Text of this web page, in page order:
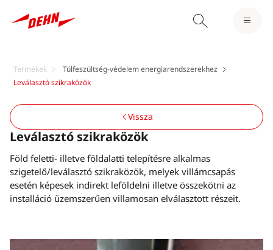
Termékek
Túlfeszültség-védelem energiarendszerekhez
Leválasztó szikraközök
Leválasztó szikraközök
Föld feletti- illetve földalatti telepítésre alkalmas
szigetelő/leválasztó szikraközök, melyek villámcsapás
esetén képesek indirekt leföldelni illetve összekötni az
installáció üzemszerűen villamosan elválasztott részeit.
Vissza